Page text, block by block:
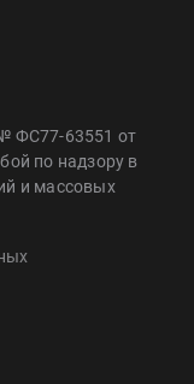
ФС77-63551 от
по надзору в
и массовых